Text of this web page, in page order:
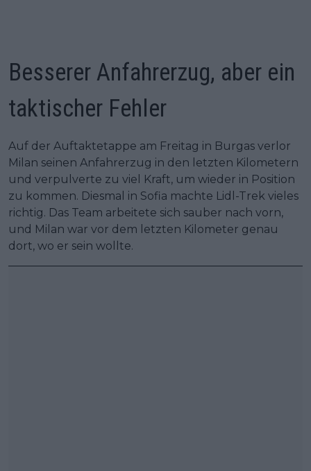
Besserer Anfahrerzug, aber ein
taktischer Fehler
Auf der Auftaktetappe am Freitag in Burgas verlor
Milan seinen Anfahrerzug in den letzten Kilometern
und verpulverte zu viel Kraft, um wieder in Position
zu kommen. Diesmal in Sofia machte Lidl-Trek vieles
richtig. Das Team arbeitete sich sauber nach vorn,
und Milan war vor dem letzten Kilometer genau
dort, wo er sein wollte.